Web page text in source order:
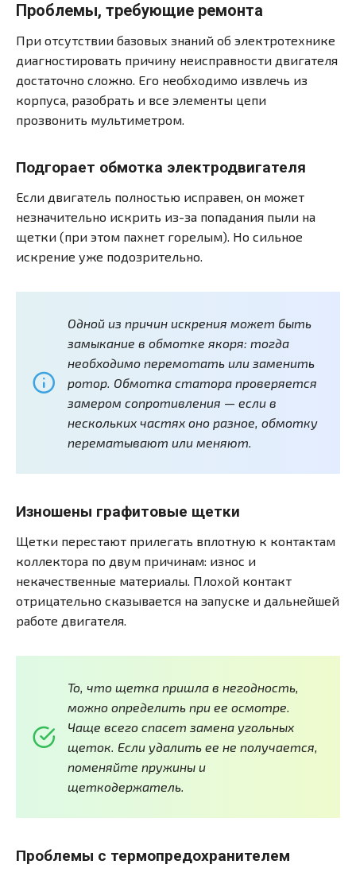
Проблемы, требующие ремонта
При отсутствии базовых знаний об электротехнике
диагностировать причину неисправности двигателя
достаточно сложно. Его необходимо извлечь из
корпуса, разобрать и все элементы цепи
прозвонить мультиметром.
Подгорает обмотка электродвигателя
Если двигатель полностью исправен, он может
незначительно искрить из-за попадания пыли на
щетки (при этом пахнет горелым). Но сильное
искрение уже подозрительно.
Одной из причин искрения может быть
замыкание в обмотке якоря: тогда
необходимо перемотать или заменить
ротор. Обмотка статора проверяется
замером сопротивления — если в
нескольких частях оно разное, обмотку
перематывают или меняют.
Изношены графитовые щетки
Щетки перестают прилегать вплотную к контактам
коллектора по двум причинам: износ и
некачественные материалы. Плохой контакт
отрицательно сказывается на запуске и дальнейшей
работе двигателя.
То, что щетка пришла в негодность,
можно определить при ее осмотре.
Чаще всего спасет замена угольных
щеток. Если удалить ее не получается,
поменяйте пружины и
щеткодержатель.
Проблемы с термопредохранителем